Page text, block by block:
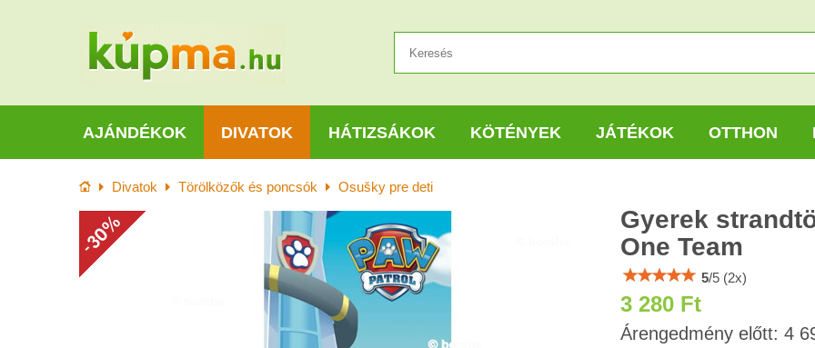
AJÁNDÉKOK DIVATOK HÁTIZSÁKOK KÖTÉNYEK JÁTÉKOK OTTHON
KezdőlapDivatok Törölközők és poncsók Osušky pre deti
Gyerek
One Team
5/5 (2x)
3 280 Ft
Árengedmény előtt: 4